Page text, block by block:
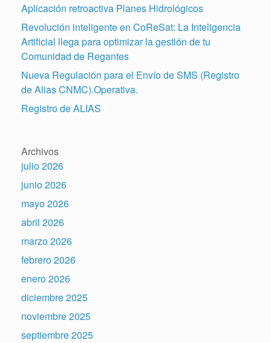
Aplicación retroactiva Planes Hidrológicos
Revolución inteligente en CoReSat: La Inteligencia
Artificial llega para optimizar la gestión de tu
Comunidad de Regantes
Nueva Regulación para el Envío de SMS (Registro
de Alias CNMC).Operativa.
Registro de ALIAS
Archivos
julio 2026
junio 2026
mayo 2026
abril 2026
marzo 2026
febrero 2026
enero 2026
diciembre 2025
noviembre 2025
septiembre 2025